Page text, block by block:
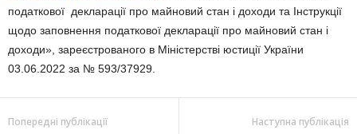
податкової декларації про майновий стан і доходи та Інструкції
щодо заповнення податкової декларації про майновий стан і
доходи», зареєстрованого в Міністерстві юстиції України
03.06.2022 за № 593/37929.
Попередні публікації Наступна публікація